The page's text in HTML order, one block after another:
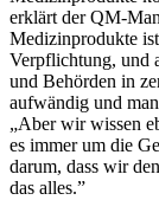
erklärt der QM-
Medizinprodukte
Verpflichtung, und
und Behörden in
aufwändig und
„Aber wir wissen
es immer um die
darum, dass wir
das alles.”